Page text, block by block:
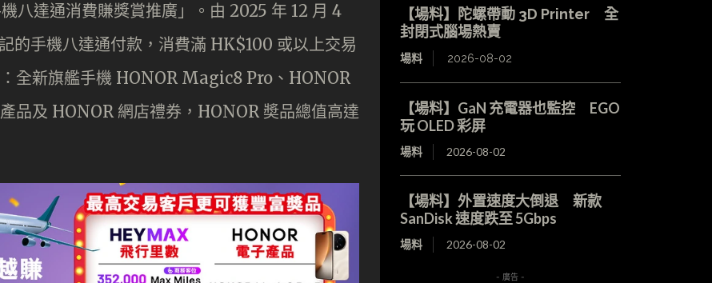
八達通消費賺獎賞推廣」。由 2025 年 12 月 4
的手機八達通付款，消費滿 HK$100 或以上交易
全新旗艦手機 HONOR Magic8 Pro、HONOR
品及 HONOR 網店禮券，HONOR 奬品總值高達
【場料】陀螺帶動 3D Printer 全
封閉式腦場熱賣
場料 2026-08-02
【場料】GaN 充電器也監控 EGO
玩 OLED 彩屏
場料 2026-08-02
【場料】外置速度大倒退 新款
SanDisk 速度跌至 5Gbps
場料 2026-08-02
- 廣告 -